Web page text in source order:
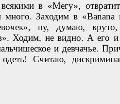
в «Мегу»,
Заходим в «Banana
ну, думаю, круто,
Ходим, не видно. А его и
и девчачье.
Считаю,